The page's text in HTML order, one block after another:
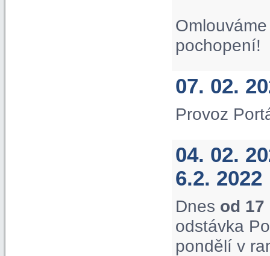
pochopení!
07. 02.
Provoz
04. 02.
6.2. 2022
Dnes od
odstávka
pondělí v